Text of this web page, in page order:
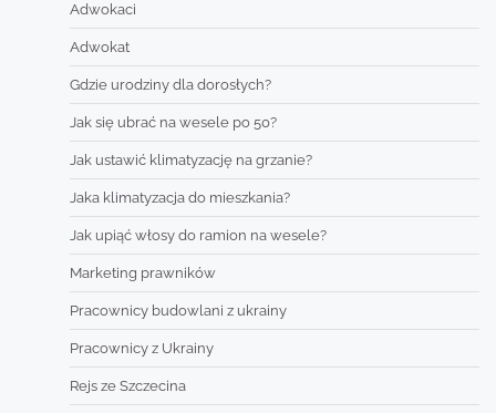
Adwokaci
Adwokat
Gdzie urodziny dla dorosłych?
Jak się ubrać na wesele po 50?
Jak ustawić klimatyzację na grzanie?
Jaka klimatyzacja do mieszkania?
Jak upiąć włosy do ramion na wesele?
Marketing prawników
Pracownicy budowlani z ukrainy
Pracownicy z Ukrainy
Rejs ze Szczecina